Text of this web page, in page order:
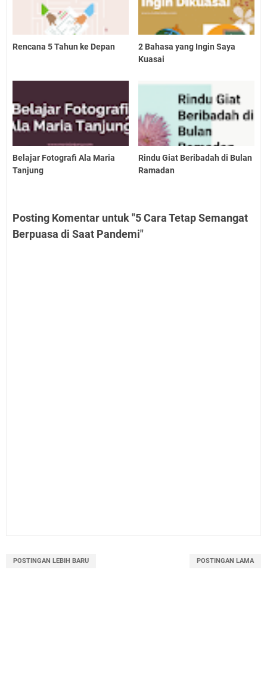
Rencana 5 Tahun ke Depan
2 Bahasa yang Ingin Saya
Kuasai
Belajar Fotografi Ala Maria
Tanjung
Rindu Giat Beribadah di Bulan
Ramadan
Posting Komentar untuk "5 Cara Tetap Semangat
Berpuasa di Saat Pandemi"
POSTINGAN LEBIH BARU POSTINGAN LAMA